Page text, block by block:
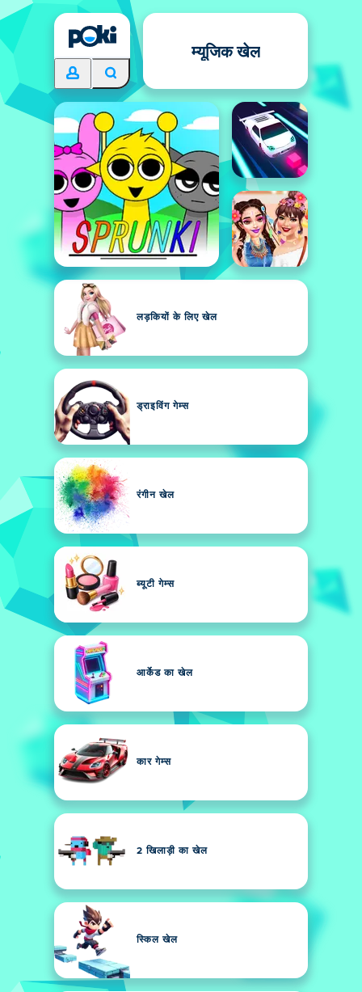
म्यूजिक खेल
लड़कियों के लिए खेल
ड्राइविंग गेम्स
रंगीन खेल
ब्यूटी गेम्स
आर्केड का खेल
कार गेम्स
2 खिलाड़ी का खेल
स्किल खेल